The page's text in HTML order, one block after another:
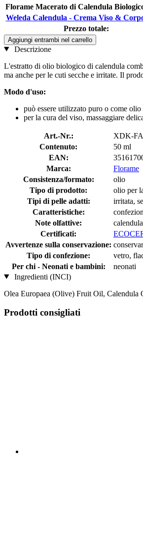
Florame Macerato di Calendula
Weleda Calendula - Crema Viso &
Prezzo totale:
Aggiungi entrambi nel carrello
Descrizione
L'estratto di olio biologico di calendula
ma anche per le cuti secche e irritate. Il
Modo d'uso:
può essere utilizzato puro o come
per la cura del viso, massaggiare
Art.-Nr.:
XDK-
Contenuto:
50 ml
EAN:
Marca:
Florame
Consistenza/formato:
olio
Tipo di prodotto:
olio per
Tipi di pelle adatti:
irritata,
Caratteristiche:
Note olfattive:
calendula
Certificati:
Avvertenze sulla conservazione:
Tipo di confezione:
vetro,
Per chi - Neonati e bambini:
neonati
Ingredienti (INCI)
Olea Europaea (Olive) Fruit Oil,
Prodotti consigliati